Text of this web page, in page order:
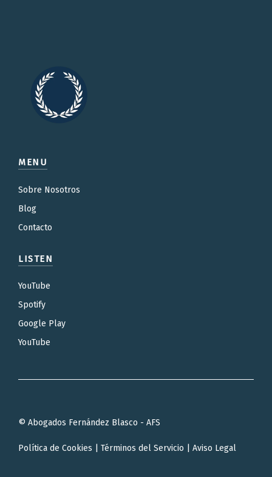
MENU
Sobre Nosotros
Blog
Contacto
LISTEN
YouTube
Spotify
Google Play
YouTube
© Abogados Fernández Blasco - AFS
Política de Cookies Términos del Servicio Aviso Legal